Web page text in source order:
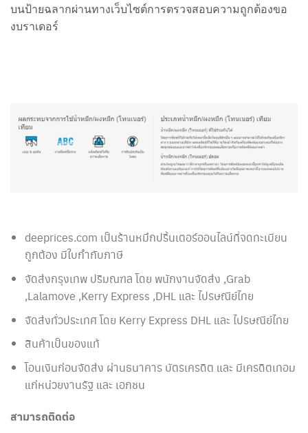
บนป้ายฉลากผ่านทางเว็บไซต์การตรวจสอบความถูกต้องขอ
งบราเดอร์
deeprices.com เป็นร้านหมึกปริ้นเตอร์ออนไลน์ที่จดทะเบียน
ถูกต้อง มีใบกำกับภาษี
จัดส่งกรุงเทพ ปริมณฑล โดย พนักงานจัดส่ง ,Grab
,Lalamove ,Kerry Express ,DHL และ ไปรษณีย์ไทย
จัดส่งทั่วประเทศ โดย Kerry Express DHL และ ไปรษณีย์ไทย
สินค้าเป็นของแท้
โอนเงินก่อนจัดส่ง ผ่านธนาคาร บัตรเครดิต และ มีเครดิตเทอม
แก่หน่วยงานรัฐ และ เอกชน
สามารถติดต่อ